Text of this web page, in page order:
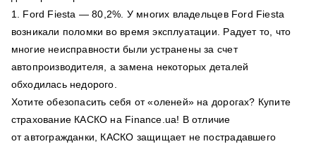
1. Ford Fiesta — 80,2%. У многих владельцев Ford Fiesta
возникали поломки во время эксплуатации. Радует то, что
многие неисправности были устранены за счет
автопроизводителя, а замена некоторых деталей
обходилась недорого.
Хотите обезопасить себя от «оленей» на дорогах? Купите
страхование КАСКО на Finance.ua! В отличие
от автогражданки, КАСКО защищает не пострадавшего